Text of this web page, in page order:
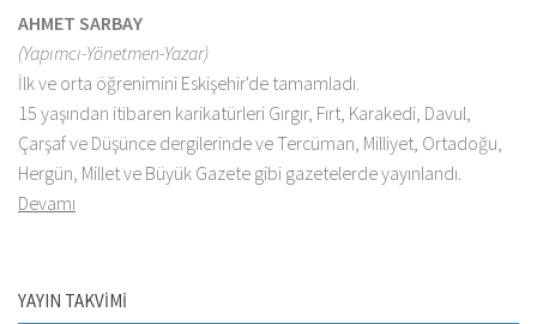
AHMET SARBAY
(Yapımcı-Yönetmen-Yazar)
İlk ve orta öğrenimini Eskişehir'de tamamladı.
15 yaşından itibaren karikatürleri Gırgır, Fırt, Karakedi, Davul,
Çarşaf ve Düşünce dergilerinde ve Tercüman, Milliyet, Ortadoğu,
Hergün, Millet ve Büyük Gazete gibi gazetelerde yayınlandı.
Devamı
YAYIN TAKVİMİ